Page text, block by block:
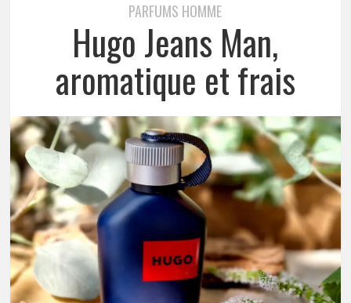
PARFUMS HOMME
Hugo Jeans Man,
aromatique et frais